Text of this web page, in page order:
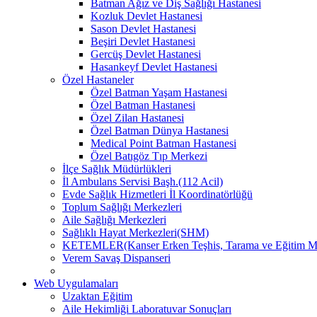
Batman Ağız ve Diş Sağlığı Hastanesi
Kozluk Devlet Hastanesi
Sason Devlet Hastanesi
Beşiri Devlet Hastanesi
Gercüş Devlet Hastanesi
Hasankeyf Devlet Hastanesi
Özel Hastaneler
Özel Batman Yaşam Hastanesi
Özel Batman Hastanesi
Özel Zilan Hastanesi
Özel Batman Dünya Hastanesi
Medical Point Batman Hastanesi
Özel Batıgöz Tıp Merkezi
İlçe Sağlık Müdürlükleri
İl Ambulans Servisi Başh.(112 Acil)
Evde Sağlık Hizmetleri İl Koordinatörlüğü
Toplum Sağlığı Merkezleri
Aile Sağlığı Merkezleri
Sağlıklı Hayat Merkezleri(SHM)
KETEMLER(Kanser Erken Teşhis, Tarama ve Eğitim
Verem Savaş Dispanseri
Web Uygulamaları
Uzaktan Eğitim
Aile Hekimliği Laboratuvar Sonuçları